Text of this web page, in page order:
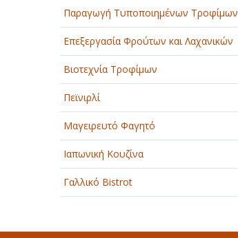
Παραγωγή Τυποποιημένων Τροφίμων
Επεξεργασία Φρούτων και Λαχανικών
Βιοτεχνία Τροφίμων
Πεϊνιρλί
Μαγειρευτό Φαγητό
Ιαπωνική Κουζίνα
Γαλλικό Bistrot